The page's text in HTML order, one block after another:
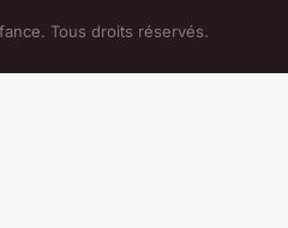
Tous droits réservés.